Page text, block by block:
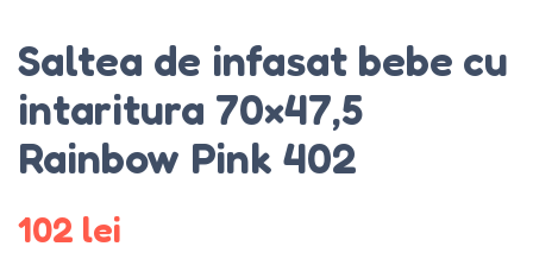
Saltea de infasat bebe cu
intaritura 70×47,5
Rainbow Pink 402
102 lei